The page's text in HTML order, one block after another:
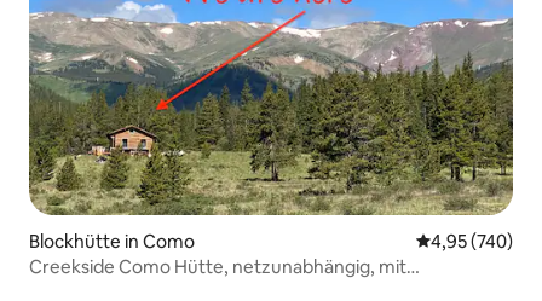
Blockhütte in Como
4,95 (740)
Creekside Como Hütte, netzunabhängig, mit